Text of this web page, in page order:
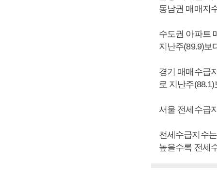
동남권 매매지
수도권 아파트
지난주(89.9)보
경기 매매수급
로 지난주
서울 전세수급
전세수급지수
높을수록 전세